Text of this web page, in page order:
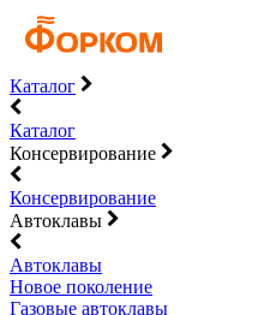
Каталог
Каталог
Консервирование
Консервирование
Автоклавы
Автоклавы
Новое поколение
Газовые автоклавы